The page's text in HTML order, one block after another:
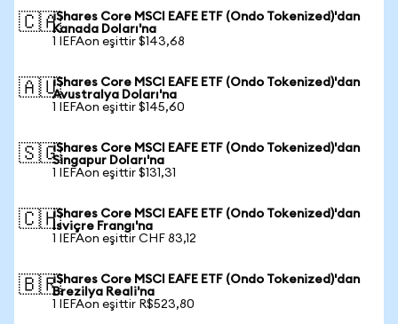
🇨🇦iShares Core MSCI EAFE ETF (Ondo Tokenized)'dan
Kanada Doları'na
1 IEFAon eşittir $143,68
🇦🇺iShares Core MSCI EAFE ETF (Ondo Tokenized)'dan
Avustralya Doları'na
1 IEFAon eşittir $145,60
🇸🇬iShares Core MSCI EAFE ETF (Ondo Tokenized)'dan
Singapur Doları'na
1 IEFAon eşittir $131,31
🇨🇭iShares Core MSCI EAFE ETF (Ondo Tokenized)'dan
İsviçre Frangı'na
1 IEFAon eşittir CHF 83,12
🇧🇷iShares Core MSCI EAFE ETF (Ondo Tokenized)'dan
Brezilya Reali'na
1 IEFAon eşittir R$523,80